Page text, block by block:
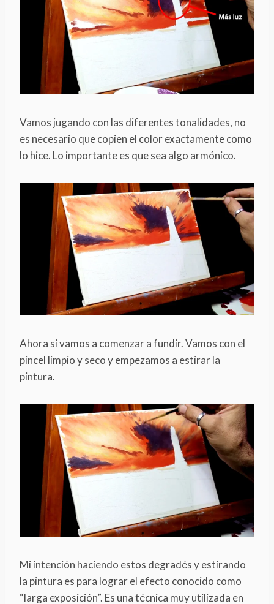
Vamos jugando con las diferentes tonalidades, no
es necesario que copien el color exactamente como
lo hice. Lo importante es que sea algo armónico.
Ahora si vamos a comenzar a fundir. Vamos con el
pincel limpio y seco y empezamos a estirar la
pintura.
Mi intención haciendo estos degradés y estirando
la pintura es para lograr el efecto conocido como
“larga exposición”. Es una técnica muy utilizada en